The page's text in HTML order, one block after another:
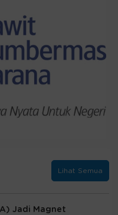
Lihat Semua
Jadi Magnet